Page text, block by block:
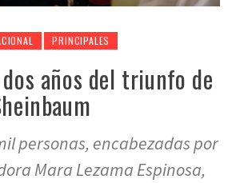
PRINCIPALES
años del triunfo de
personas, encabezadas por
Mara Lezama Espinosa,